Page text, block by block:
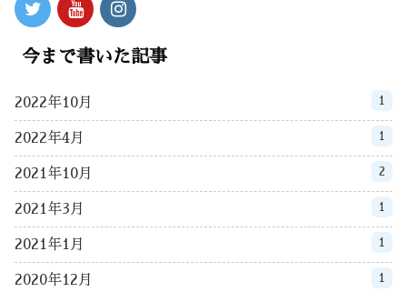
今まで書いた記事
2022年10月 1
2022年4月 1
2021年10月 2
2021年3月 1
2021年1月 1
2020年12月 1